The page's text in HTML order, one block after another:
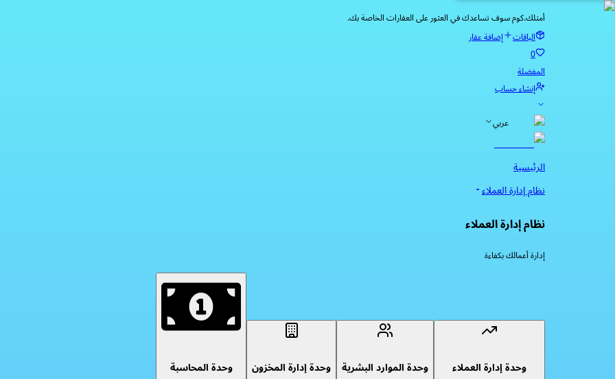
أمتلك.كوم سوف تساعدك في العثور على العقارات الخاصة بك.
الباقات إضافة عقار
0
المفضلة
إنشاء حساب
عربي
الرئيسية
نظام إدارة العملاء
نظام إدارة العملاء
إدارة أعمالك بكفاءة
وحدة إدارة العملاء وحدة الموارد البشرية وحدة إدارة المخزون وحدة المحاسبة